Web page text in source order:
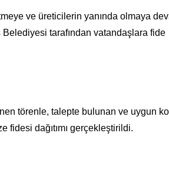
ve üreticilerin yanında olmaya
tarafından vatandaşlara fide
törenle, talepte bulunan ve uygun
fidesi dağıtımı gerçekleştirildi.